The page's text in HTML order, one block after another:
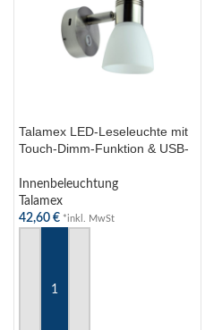
Talamex LED-Leseleuchte mit
Touch-Dimm-Funktion & USB-
Edelstahl/Glas
Innenbeleuchtung
Talamex
42,60 € *inkl. MwSt